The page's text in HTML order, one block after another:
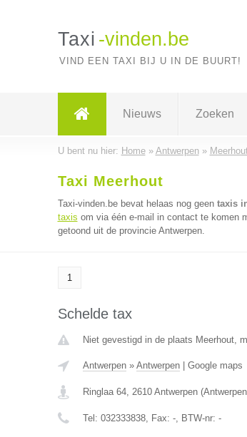
Taxi -vinden.be
VIND EEN TAXI BIJ U IN DE BUURT!
Nieuws Zoeken
U bent nu hier: Home» Antwerpen»
Taxi Meerhout
Taxi-vinden.be bevat helaas nog geen taxis
taxis om via één e-mail in contact te komen
getoond uit de provincie Antwerpen.
1
Schelde tax
Niet gevestigd in de plaats Meerhout,
Antwerpen» Antwerpen| Google maps
Ringlaa 64, 2610 Antwerpen(Antwerpen
Tel: 032333838, Fax: -, BTW-nr: -